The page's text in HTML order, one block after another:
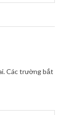
Các trường bắt